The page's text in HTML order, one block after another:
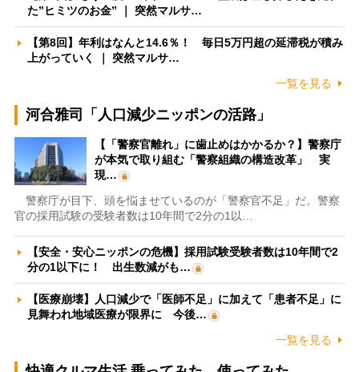
た”ヒミツのお金” ｜ 突然マルサ…
【第8回】年利はなんと14.6％！ 毎日5万円超の延滞税が積み
上がっていく ｜ 突然マルサ…
一覧を見る
河合雅司「人口減少ニッポンの活路」
【「警察官離れ」に歯止めはかかるか？】警察庁
が本気で取り組む「警察組織の構造改革」 実
現…
警察庁が目下、頭を悩ませているのが「警察官不足」だ。警察
官の採用試験の受験者数は10年間で2分の1以…
【安全・安心ニッポンの危機】採用試験受験者数は10年間で2
分の1以下に！ 出生数減がも…
【医療崩壊】人口減少で「医師不足」に加えて「患者不足」に
見舞われ地域医療が限界に 今後…
一覧を見る